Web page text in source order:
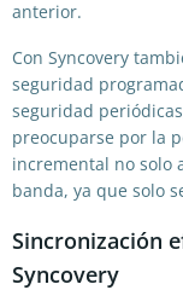
anterior.
Con Syncovery
seguridad
seguridad
preocuparse por la
incremental no solo
banda, ya que solo
Sincronización
Syncovery